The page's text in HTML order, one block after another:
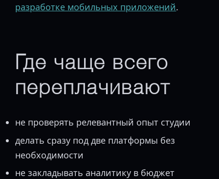
разработке мобильных приложений.
Где чаще всего
переплачивают
не проверять релевантный опыт студии
делать сразу под две платформы без
необходимости
не закладывать аналитику в бюджет